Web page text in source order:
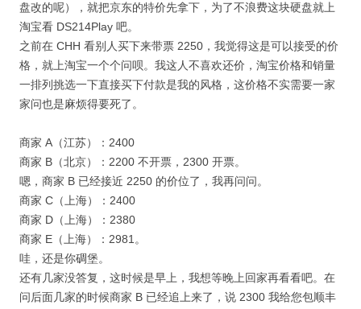
盘改的呢），就把京东的特价先拿下，为了不浪费这块硬盘就上
淘宝看 DS214Play 吧。
之前在 CHH 看别人买下来带票 2250，我觉得这是可以接受的价
格，就上淘宝一个个问呗。我这人不喜欢还价，淘宝价格和销量
一排列挑选一下直接买下付款是我的风格，这价格不实需要一家
家问也是麻烦得要死了。
商家 A（江苏）：2400
商家 B（北京）：2200 不开票，2300 开票。
嗯，商家 B 已经接近 2250 的价位了，我再问问。
商家 C（上海）：2400
商家 D（上海）：2380
商家 E（上海）：2981。
哇，还是你碉堡。
还有几家没答复，这时候是早上，我想等晚上回家再看看吧。在
问后面几家的时候商家 B 已经追上来了，说 2300 我给您包顺丰